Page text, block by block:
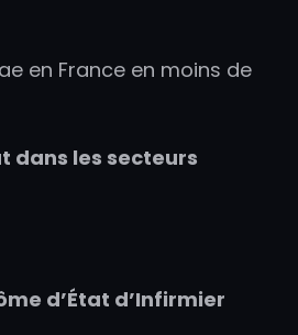
en France en moins de
dans les secteurs
d’État d’Infirmier